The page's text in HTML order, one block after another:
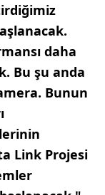
daha
Bu şu anda
Bunun
Link Projesi